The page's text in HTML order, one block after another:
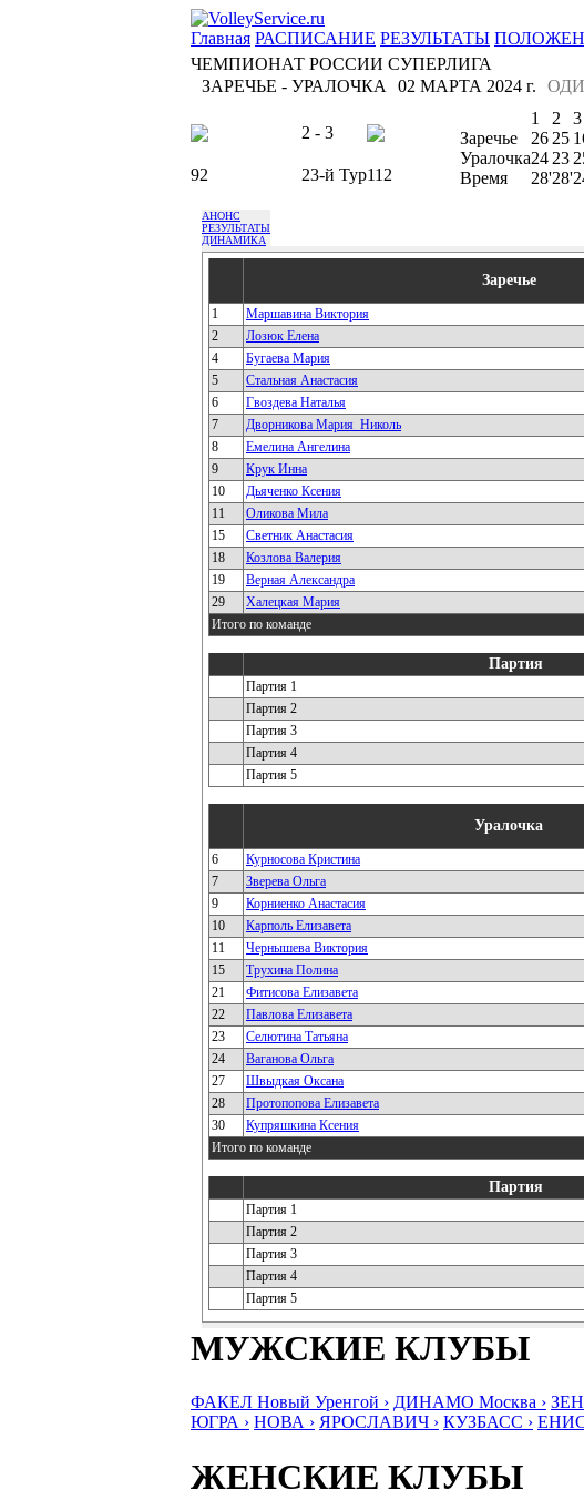
Главная РАСПИСАНИЕ РЕЗУЛЬТАТЫ
ЧЕМПИОНАТ РОССИИ СУПЕРЛИГА
ЗАРЕЧЬЕ - УРАЛОЧКА
02 МАРТА 2024 г.
2 - 3
92 23-й Тур112
1 2 3
Заречье
26 25
Уралочка24 23
Время
28'28'
АНОНС
РЕЗУЛЬТАТЫ
ДИНАМИКА
Заречье
1 Маршавина Виктория
2 Лозюк Елена
4 Бугаева Мария
5 Стальная Анастасия
6 Гвоздева Наталья
7 Дворникова Мария_Николь
8 Емелина Ангелина
9 Крук Инна
10 Дьяченко Ксения
11 Оликова Мила
15 Светник Анастасия
18 Козлова Валерия
19 Верная Александра
29 Халецкая Мария
Итого по команде
Партия
Партия 1
Партия 2
Партия 3
Партия 4
Партия 5
Уралочка
6 Курносова Кристина
7 Зверева Ольга
9 Корниенко Анастасия
10 Карполь Елизавета
11 Чернышева Виктория
15 Трухина Полина
21 Фитисова Елизавета
22 Павлова Елизавета
23 Селютина Татьяна
24 Ваганова Ольга
27 Швыдкая Оксана
28 Протопопова Елизавета
30 Купряшкина Ксения
Итого по команде
Партия
Партия 1
Партия 2
Партия 3
Партия 4
Партия 5
МУЖСКИЕ КЛУБЫ
ФАКЕЛ Новый Уренгой › ДИНАМО Москва ›
ЮГРА › НОВА › ЯРОСЛАВИЧ › КУЗБАСС ›
ЖЕНСКИЕ КЛУБЫ